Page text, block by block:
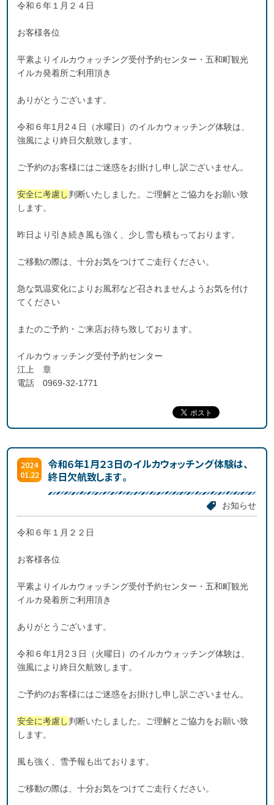
令和６年１月２４日
お客様各位
平素よりイルカウォッチング受付予約センター・五和町観光
イルカ発着所ご利用頂き
ありがとうございます。
令和６年1月2４日（水曜日）のイルカウォッチング体験は、
強風により終日欠航致します。
ご予約のお客様にはご迷惑をお掛けし申し訳ございません。
安全に考慮し判断いたしました。ご理解とご協力をお願い致
します。
昨日より引き続き風も強く、少し雪も積もっております。
ご移動の際は、十分お気をつけてご走行ください。
急な気温変化によりお風邪など召されませんようお気を付け
てください
またのご予約・ご来店お待ち致しております。
イルカウォッチング受付予約センター
江上 章
電話 0969-32-1771
2024
01.22
令和６年1月２３日のイルカウォッチング体験は、
終日欠航致します。
お知らせ
令和６年１月２２日
お客様各位
平素よりイルカウォッチング受付予約センター・五和町観光
イルカ発着所ご利用頂き
ありがとうございます。
令和６年1月2３日（火曜日）のイルカウォッチング体験は、
強風により終日欠航致します。
ご予約のお客様にはご迷惑をお掛けし申し訳ございません。
安全に考慮し判断いたしました。ご理解とご協力をお願い致
します。
風も強く、雪予報も出ております。
ご移動の際は、十分お気をつけてご走行ください。